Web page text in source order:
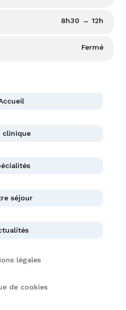
8h30 → 12h
Fermé
clinique
séjour
légales
de cookies